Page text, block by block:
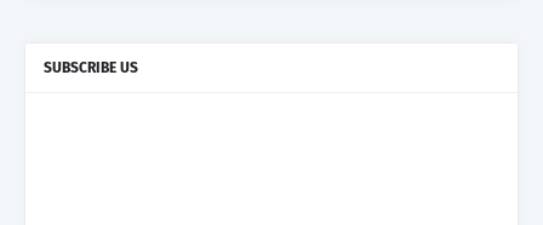
SUBSCRIBE US